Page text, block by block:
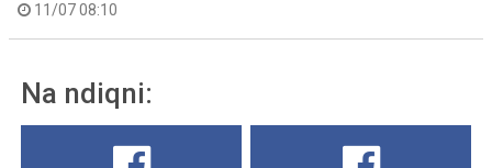
11/07 08:10
Na ndiqni: